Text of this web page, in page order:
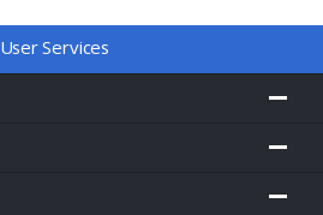
User Services